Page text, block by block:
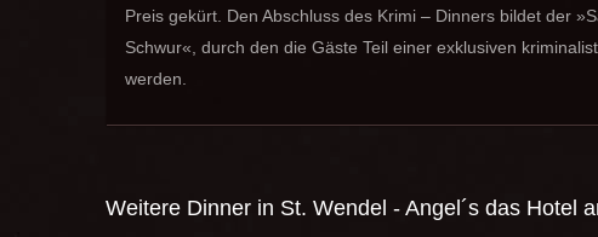
Preis gekürt. Den Abschluss des Krimi – Dinners bildet der
Schwur«, durch den die Gäste Teil einer exklusiven
werden.
Weitere Dinner in St. Wendel - Angel´s das Hotel